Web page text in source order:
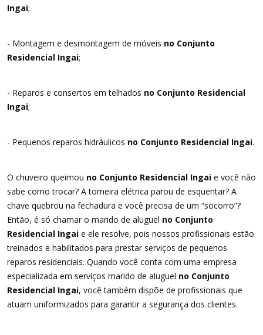
Ingai;
- Montagem e desmontagem de móveis no Conjunto
Residencial Ingai;
- Reparos e consertos em telhados no Conjunto Residencial
Ingai;
- Pequenos reparos hidráulicos no Conjunto Residencial Ingai.
O chuveiro queimou no Conjunto Residencial Ingai e você não
sabe como trocar? A torneira elétrica parou de esquentar? A
chave quebrou na fechadura e você precisa de um “socorro”?
Então, é só chamar o marido de aluguel no Conjunto
Residencial Ingai e ele resolve, pois nossos profissionais estão
treinados e habilitados para prestar serviços de pequenos
reparos residenciais. Quando você conta com uma empresa
especializada em serviços marido de aluguel no Conjunto
Residencial Ingai, você também dispõe de profissionais que
atuam uniformizados para garantir a segurança dos clientes.